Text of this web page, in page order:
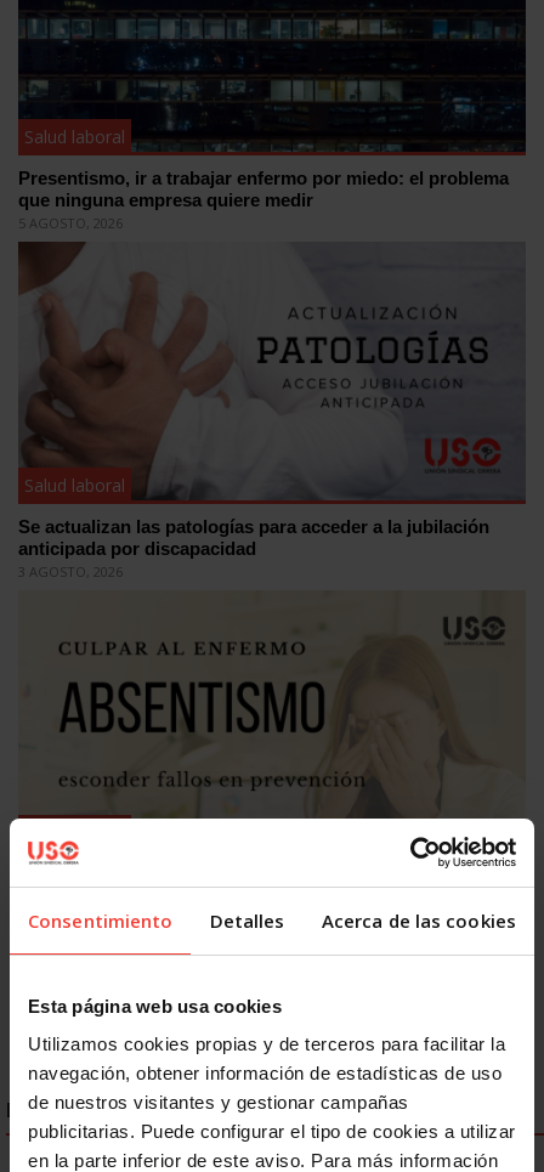
Consentimiento Detalles Acerca de las cookies
Esta página web usa cookies
Utilizamos cookies propias y de terceros para facilitar la
navegación, obtener información de estadísticas de uso
de nuestros visitantes y gestionar campañas
publicitarias. Puede configurar el tipo de cookies a utilizar
en la parte inferior de este aviso. Para más información
Salud laboral
Presentismo, ir a trabajar enfermo por miedo: el problema
que ninguna empresa quiere medir
5 AGOSTO, 2026
Salud laboral
Se actualizan las patologías para acceder a la jubilación
anticipada por discapacidad
3 AGOSTO, 2026
Absentismo laboral: culpa al trabajador enfermo y esconde
30 JULIO, 2026
ENLACES DESTACADOS